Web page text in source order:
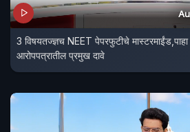
3 विषयतज्ज्ञच NEET पेपरफुटीचे मास्टरमाईंड,पाहा
आरोपपत्रातील प्रमुख दावे